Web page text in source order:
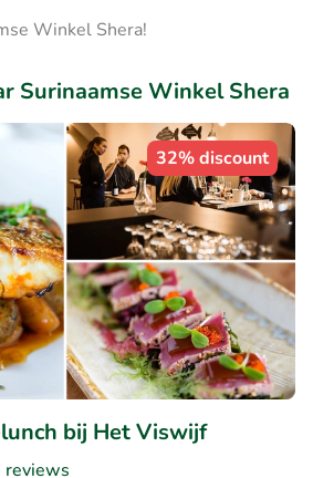
Winkel Shera!
Surinaamse Winkel Shera
32% discount
bij Het Viswijf
reviews